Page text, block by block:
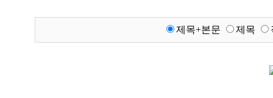
제목+본문 제목